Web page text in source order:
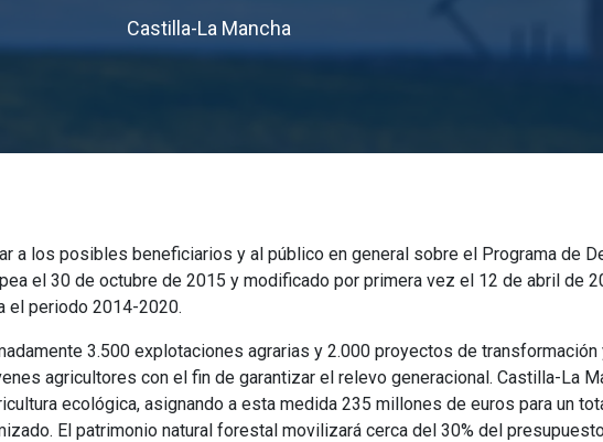
Castilla-La Mancha
a los posibles beneficiarios y al público en general sobre el Programa de
el 30 de octubre de 2015 y modificado por primera vez el 12 de abril de
el periodo 2014-2020.
3.500 explotaciones agrarias y 2.000 proyectos de
agricultores con el fin de garantizar el relevo generacional. Castilla-La
ecológica, asignando a esta medida 235 millones de euros para un
El patrimonio natural forestal movilizará cerca del 30% del